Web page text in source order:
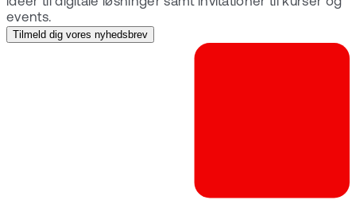
events.
Tilmeld dig vores nyhedsbrev